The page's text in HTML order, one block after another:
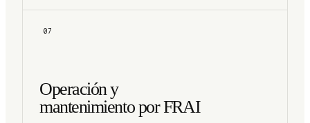
07
Operación y
mantenimiento por FRAI